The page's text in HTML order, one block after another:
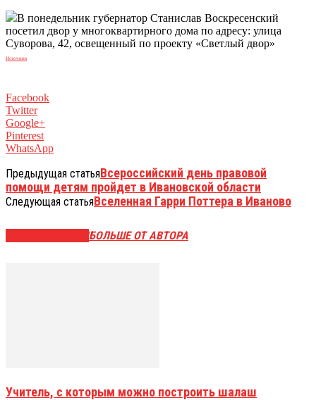
В понедельник губернатор Станислав Воскресенский
посетил двор у многоквартирного дома по адресу: улица
Суворова, 42, освещенный по проекту «Светлый двор»
Источник
Facebook
Twitter
Google+
Pinterest
WhatsApp
Предыдущая статьяВсероссийский день правовой
помощи детям пройдет в Ивановской области
Следующая статьяВселенная Гарри Поттера в Иваново
БОЛЬШЕ ОТ АВТОРА
Учитель, с которым можно построить шалаш